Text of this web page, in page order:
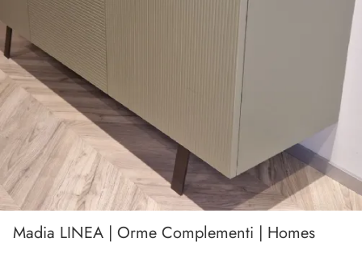
Madia LINEA | Orme Complementi | Homes